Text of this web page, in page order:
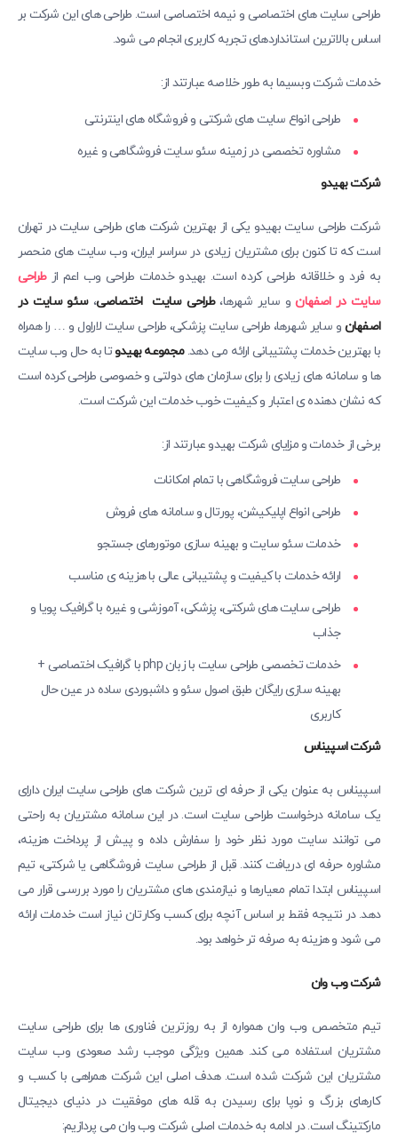
طراحی سایت های اختصاصی و نیمه اختصاصی است. طراحی های این شرکت بر
اساس بالاترین استانداردهای تجربه کاربری انجام می شود.
خدمات شرکت وبسیما به طور خلاصه عبارتند از:
طراحی انواع سایت های شرکتی و فروشگاه های اینترنتی
مشاوره تخصصی در زمینه سئو سایت فروشگاهی و غیره
شرکت بهیدو
شرکت طراحی سایت بهیدو یکی از بهترین شرکت‌ های طراحی سایت در تهران
است که تا کنون برای مشتریان زیادی در سراسر ایران، وب سایت های منحصر
به فرد و خلاقانه طراحی کرده است. بهیدو خدمات طراحی وب اعم ازطراحی
سایت در اصفهان و سایر شهرها،طراحی سایت اختصاصی،سئو سایت در
اصفهانو سایر شهرها، طراحی سایت پزشکی، طراحی سایت لاراول و … را همراه
با بهترین خدمات پشتیبانی ارائه می دهد.مجموعه بهیدوتا به حال وب سایت
ها و سامانه های زیادی را برای سازمان های دولتی و خصوصی طراحی کرده است
که نشان دهنده ی اعتبار و کیفیت خوب خدمات این شرکت است.
برخی از خدمات و مزایای شرکت بهیدو عبارتند از:
طراحی سایت فروشگاهی با تمام امکانات
طراحی انواع اپلیکیشن، پورتال و سامانه های فروش
خدمات سئو سایت و بهینه سازی موتورهای جستجو
ارائه خدمات با کیفیت و پشتیبانی عالی با هزینه ی مناسب
طراحی سایت های شرکتی، پزشکی، آموزشی و غیره با گرافیک پویا و
جذاب
خدمات تخصصی طراحی سایت با زبان php با گرافیک اختصاصی +
بهینه سازی رایگان طبق اصول سئو و داشبوردی ساده در عین حال
کاربری
شرکت اسپیناس
اسپیناس به عنوان یکی از حرفه ای ترین شرکت های طراحی سایت ایران دارای
یک سامانه درخواست طراحی سایت است. در این سامانه مشتریان به راحتی
می توانند سایت مورد نظر خود را سفارش داده و پیش از پرداخت هزینه،
مشاوره حرفه ای دریافت کنند. قبل از طراحی سایت فروشگاهی یا شرکتی، تیم
اسپیناس ابتدا تمام معیارها و نیازمندی های مشتریان را مورد بررسی قرار می
دهد. در نتیجه فقط بر اساس آنچه برای کسب وکارتان نیاز است خدمات ارائه
می شود و هزینه به صرفه تر خواهد بود.
شرکت وب وان
تیم متخصص وب وان همواره از به روزترین فناوری ها برای طراحی سایت
مشتریان استفاده می کند. همین ویژگی موجب رشد صعودی وب سایت
مشتریان این شرکت شده است. هدف اصلی این شرکت همراهی با کسب و
کارهای بزرگ و نوپا برای رسیدن به قله های موفقیت در دنیای دیجیتال
مارکتینگ است. در ادامه به خدمات اصلی شرکت وب وان می پردازیم: